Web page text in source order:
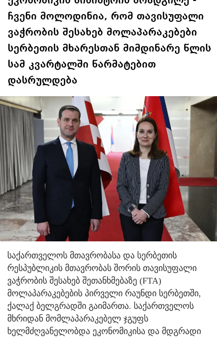
უზრუნველყოფა ოპოზიციის
დასაქსაქსად
ჩვენი მოლოდინია, რომ თავისუფალი
ვაჭრობის შესახებ მოლაპარაკებები
სერბეთის მხარესთან მიმდინარე წლის
სამ კვარტალში წარმატებით
დასრულდება
საქართველოს მთავრობასა და სერბეთის
რესპუბლიკის მთავრობას შორის თავისუფალი
ვაჭრობის შესახებ შეთანხმებაზე (FTA)
მოლაპარაკებების პირველი რაუნდი სერბეთში,
ქალაქ ბელგრადში გაიმართა. საქართველოს
მხრიდან მომლაპარაკებელ ჯგუფს
ხელმძღვანელობდა ეკონომიკისა და მდგრადი